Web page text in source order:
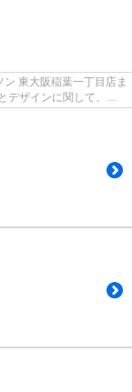
東大阪稲葉一丁目店ま
ザインに関して、自